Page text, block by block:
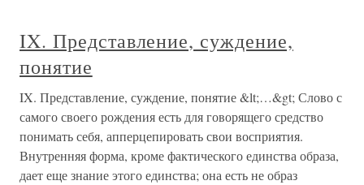
IX. Представление, суждение,
понятие
IX. Представление, суждение, понятие &lt;…&gt; Слово с
самого своего рождения есть для говорящего средство
понимать себя, апперцепировать свои восприятия.
Внутренняя форма, кроме фактического единства образа,
дает еще знание этого единства; она есть не образ